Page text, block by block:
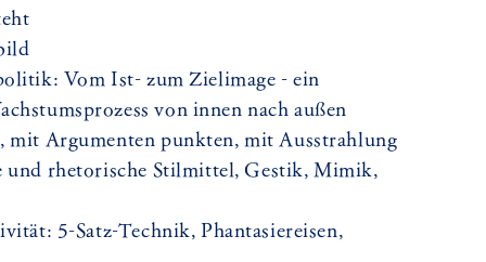
Vom Ist- zum Zielimage - ein
von innen nach außen
mit Argumenten punkten, mit Ausstrahlung
und rhetorische Stilmittel, Gestik, Mimik,
5-Satz-Technik, Phantasiereisen,